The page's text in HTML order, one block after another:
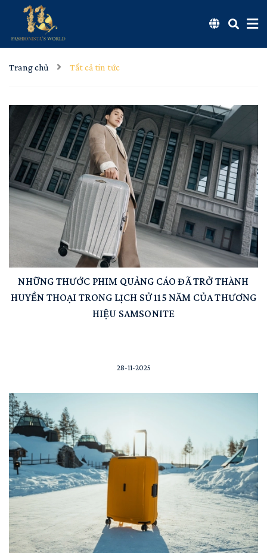
Trang chủ Tất cả tin tức
NHỮNG THƯỚC PHIM QUẢNG CÁO ĐÃ TRỞ THÀNH
HUYỀN THOẠI TRONG LỊCH SỬ 115 NĂM CỦA THƯƠNG
HIỆU SAMSONITE
28-11-2025